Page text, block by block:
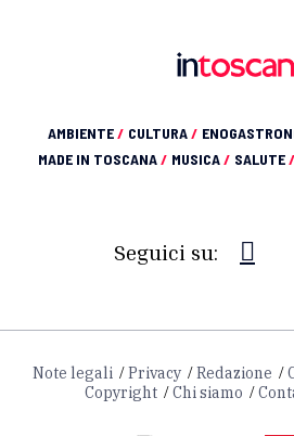
AMBIENTE/ CULTURA/
MADE IN TOSCANA/ MUSICA/ SALUTE/
Seguici su:
Note legali Privacy Redazione
Copyright
Chi siamo